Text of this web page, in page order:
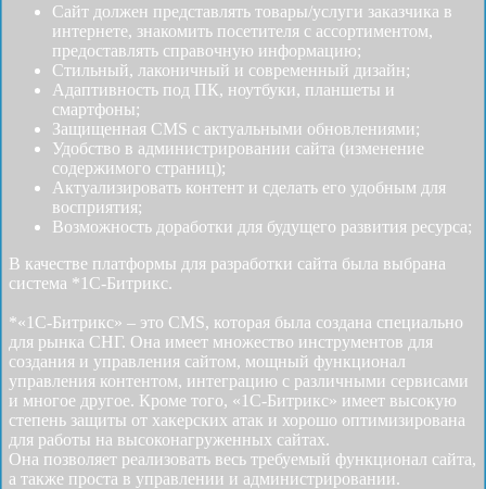
Сайт должен представлять товары/услуги заказчика в
интернете, знакомить посетителя с ассортиментом,
предоставлять справочную информацию;
Стильный, лаконичный и современный дизайн;
Адаптивность под ПК, ноутбуки, планшеты и
смартфоны;
Защищенная CMS с актуальными обновлениями;
Удобство в администрировании сайта (изменение
содержимого страниц);
Актуализировать контент и сделать его удобным для
восприятия;
Возможность доработки для будущего развития ресурса;
В качестве платформы для разработки сайта была выбрана
система *1С-Битрикс.
*«1С-Битрикс» – это CMS, которая была создана специально
для рынка СНГ. Она имеет множество инструментов для
создания и управления сайтом, мощный функционал
управления контентом, интеграцию с различными сервисами
и многое другое. Кроме того, «1С-Битрикс» имеет высокую
степень защиты от хакерских атак и хорошо оптимизирована
для работы на высоконагруженных сайтах.
Она позволяет реализовать весь требуемый функционал сайта,
а также проста в управлении и администрировании.